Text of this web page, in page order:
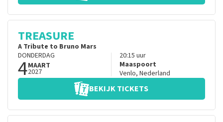
TREASURE
A Tribute to Bruno Mars
DONDERDAG
4MAART
2027
20:15 uur
Maaspoort
Venlo, Nederland
BEKIJK TICKETS